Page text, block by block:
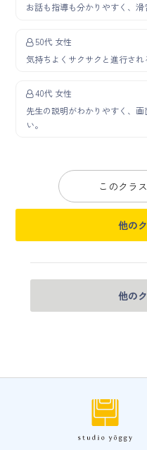
お話も指導も分かりやすく、滑
50代 女性
気持ちよくサクサクと進行され
40代 女性
先生の説明がわかりやすく、
い。
このクラ
他の
他の